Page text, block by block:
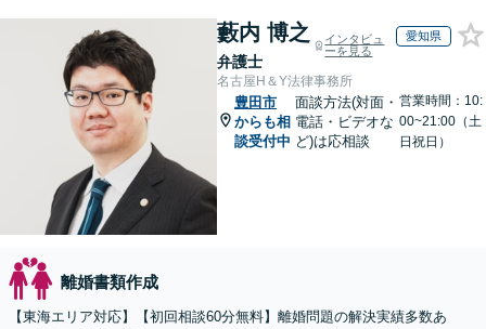
藪内 博之
弁護士
インタビュ
ーを見る
愛知県
名古屋H＆Y法律事務所
豊田市
からも相
談受付中
面談方法(対面・
電話・ビデオな
ど)は応相談
営業時間：10:
00~21:00（土
日祝日）
離婚書類作成
【東海エリア対応】【初回相談60分無料】離婚問題の解決実績多数あ